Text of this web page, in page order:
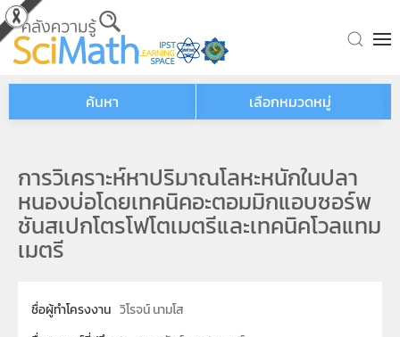
Skip to main content
ค้นหา เลือกหมวดหมู่
การวิเคราะห์หาปริมาณโลหะหนักในปลา
หนองบ่อโดยเทคนิคอะตอมมิกแอบซอร์พ
ชันสเปกโตรโฟโตเมตรีและเทคนิคโวลแทม
เมตรี
ชื่อผู้ทำโครงงาน วิโรจน์ นามโส